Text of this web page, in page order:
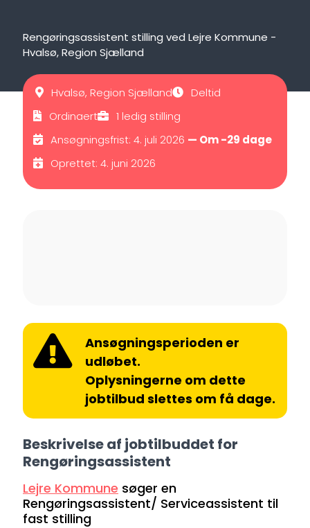
Rengøringsassistent stilling ved Lejre Kommune -
Hvalsø, Region Sjælland
Hvalsø, Region Sjælland
Deltid
Ordinaert
1 ledig stilling
Ansøgningsfrist: 4. juli 2026 — Om -29 dage
Oprettet: 4. juni 2026
Ansøgningsperioden er
udløbet.
Oplysningerne om dette
jobtilbud slettes om få dage.
Beskrivelse af jobtilbuddet for
Rengøringsassistent
Lejre Kommune søger en
Rengøringsassistent/ Serviceassistent til
fast stilling